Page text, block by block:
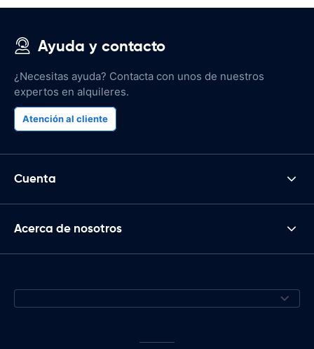
Ayuda y contacto
¿Necesitas ayuda? Contacta con unos de nuestros
expertos en alquileres.
Atención al cliente
Cuenta
Acerca de nosotros